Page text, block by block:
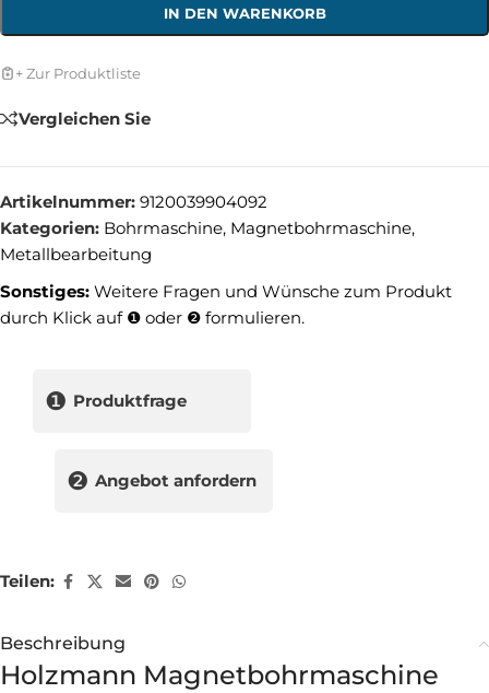
IN DEN WARENKORB
+ Zur Produktliste
Vergleichen Sie
Artikelnummer: 9120039904092
Kategorien: Bohrmaschine, Magnetbohrmaschine,
Metallbearbeitung
Sonstiges: Weitere Fragen und Wünsche zum Produkt
durch Klick auf ❶ oder ❷ formulieren.
❶ Produktfrage
❷ Angebot anfordern
Teilen:
Beschreibung
Holzmann Magnetbohrmaschine